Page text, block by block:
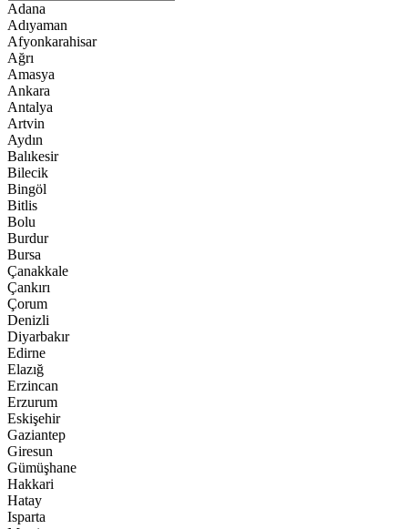
Adana
Adıyaman
Afyonkarahisar
Ağrı
Amasya
Ankara
Antalya
Artvin
Aydın
Balıkesir
Bilecik
Bingöl
Bitlis
Bolu
Burdur
Bursa
Çanakkale
Çankırı
Çorum
Denizli
Diyarbakır
Edirne
Elazığ
Erzincan
Erzurum
Eskişehir
Gaziantep
Giresun
Gümüşhane
Hakkari
Hatay
Isparta